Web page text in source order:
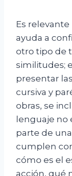
Es
ayuda a
otro tipo de
similitudes;
presentar
cursiva y
obras, se
lenguaje no
parte de
cumplen
cómo es el
acción, qué